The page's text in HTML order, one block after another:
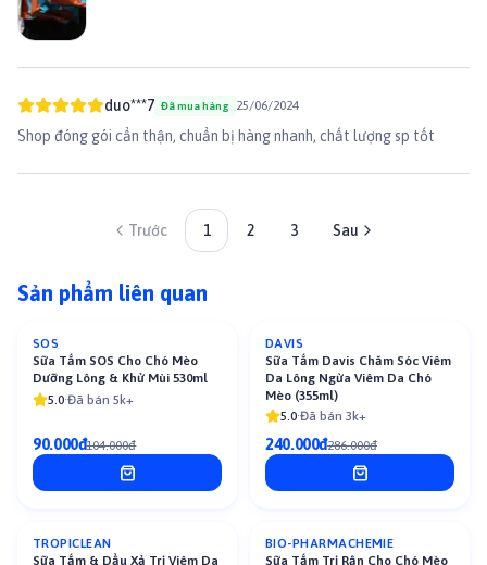
duo***7 Đã mua hàng 25/06/2024
Shop đóng gói cẩn thận, chuẩn bị hàng nhanh, chất lượng sp tốt
Trước 1 2 3 Sau
Sản phẩm liên quan
-13%
SOS
Sữa Tắm SOS Cho Chó Mèo
Dưỡng Lông & Khử Mùi 530ml
5.0·Đã bán 5k+
90.000đ104.000đ
-16%
DAVIS
Sữa Tắm Davis Chăm Sóc Viêm
Da Lông Ngừa Viêm Da Chó
Mèo (355ml)
5.0·Đã bán 3k+
240.000đ286.000đ
-16%
TROPICLEAN
Sữa Tắm & Dầu Xả Trị Viêm Da
BIO-PHARMACHEMIE
Sữa Tắm Trị Rận Cho Chó Mèo